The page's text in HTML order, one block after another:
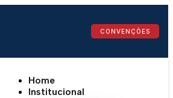
CONVENÇÕES
Home
Institucional